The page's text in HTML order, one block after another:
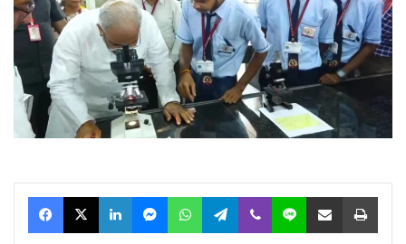
Facebook
X LinkedInMessengerWhatsAppTelegram
Viber Line Share via Email Print